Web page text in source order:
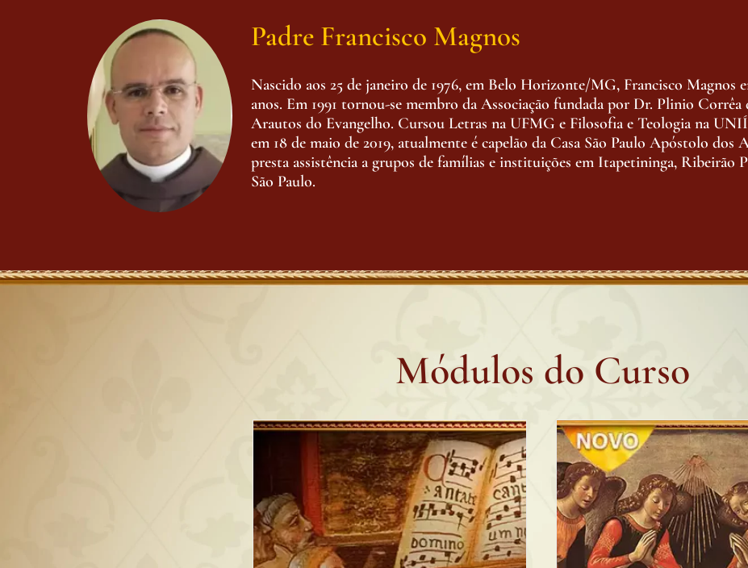
Padre Francisco Magnos
Nascido aos 25 de janeiro de 1976, em Belo Horizonte/MG, Francisco
anos. Em 1991 tornou-se membro da Associação fundada por Dr. Plinio
Arautos do Evangelho. Cursou Letras na UFMG e Filosofia e Teologia na
em 18 de maio de 2019, atualmente é capelão da Casa São Paulo Apóstolo dos
presta assistência a grupos de famílias e instituições em Itapetininga, Ribeirão
São Paulo.
Módulos do Curso